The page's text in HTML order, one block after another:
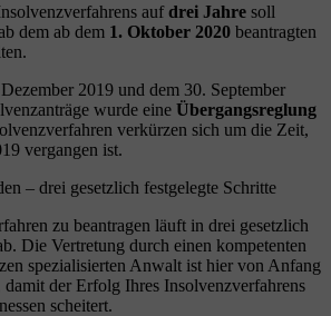
aufdrei Jahre soll
dem ab dem 1. Oktober 2020 beantragten
2019 und dem 30. September
wurde eine Übergangsreglung
verkürzen sich um die Zeit,
vergangen ist.
– drei gesetzlich festgelegte Schritte
zu beantragen läuft in drei gesetzlich
Die Vertretung durch einen kompetenten
spezialisierten Anwalt ist hier von Anfang
damit der Erfolg Ihres Insolvenzverfahrens
scheitert.